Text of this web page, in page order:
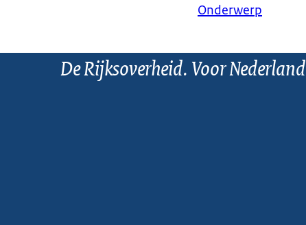
Onderwerp
De Rijksoverheid. Voor Nederland